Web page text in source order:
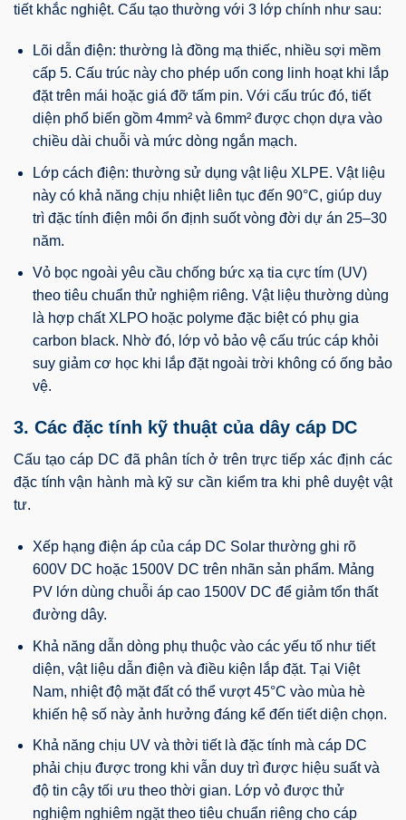
tiết khắc nghiệt. Cấu tạo thường với 3 lớp chính như sau:
Lõi dẫn điện: thường là đồng mạ thiếc, nhiều sợi mềm
cấp 5. Cấu trúc này cho phép uốn cong linh hoạt khi lắp
đặt trên mái hoặc giá đỡ tấm pin. Với cấu trúc đó, tiết
diện phổ biến gồm 4mm² và 6mm² được chọn dựa vào
chiều dài chuỗi và mức dòng ngắn mạch.
Lớp cách điện: thường sử dụng vật liệu XLPE. Vật liệu
này có khả năng chịu nhiệt liên tục đến 90°C, giúp duy
trì đặc tính điện môi ổn định suốt vòng đời dự án 25–30
năm.
Vỏ bọc ngoài yêu cầu chống bức xạ tia cực tím (UV)
theo tiêu chuẩn thử nghiệm riêng. Vật liệu thường dùng
là hợp chất XLPO hoặc polyme đặc biệt có phụ gia
carbon black. Nhờ đó, lớp vỏ bảo vệ cấu trúc cáp khỏi
suy giảm cơ học khi lắp đặt ngoài trời không có ống bảo
vệ.
3. Các đặc tính kỹ thuật của dây cáp DC
Cấu tạo cáp DC đã phân tích ở trên trực tiếp xác định các
đặc tính vận hành mà kỹ sư cần kiểm tra khi phê duyệt vật
tư.
Xếp hạng điện áp của cáp DC Solar thường ghi rõ
600V DC hoặc 1500V DC trên nhãn sản phẩm. Mảng
PV lớn dùng chuỗi áp cao 1500V DC để giảm tổn thất
đường dây.
Khả năng dẫn dòng phụ thuộc vào các yếu tố như tiết
diện, vật liệu dẫn điện và điều kiện lắp đặt. Tại Việt
Nam, nhiệt độ mặt đất có thể vượt 45°C vào mùa hè
khiến hệ số này ảnh hưởng đáng kể đến tiết diện chọn.
Khả năng chịu UV và thời tiết là đặc tính mà cáp DC
phải chịu được trong khi vẫn duy trì được hiệu suất và
độ tin cậy tối ưu theo thời gian. Lớp vỏ được thử
nghiệm nghiêm ngặt theo tiêu chuẩn riêng cho cáp